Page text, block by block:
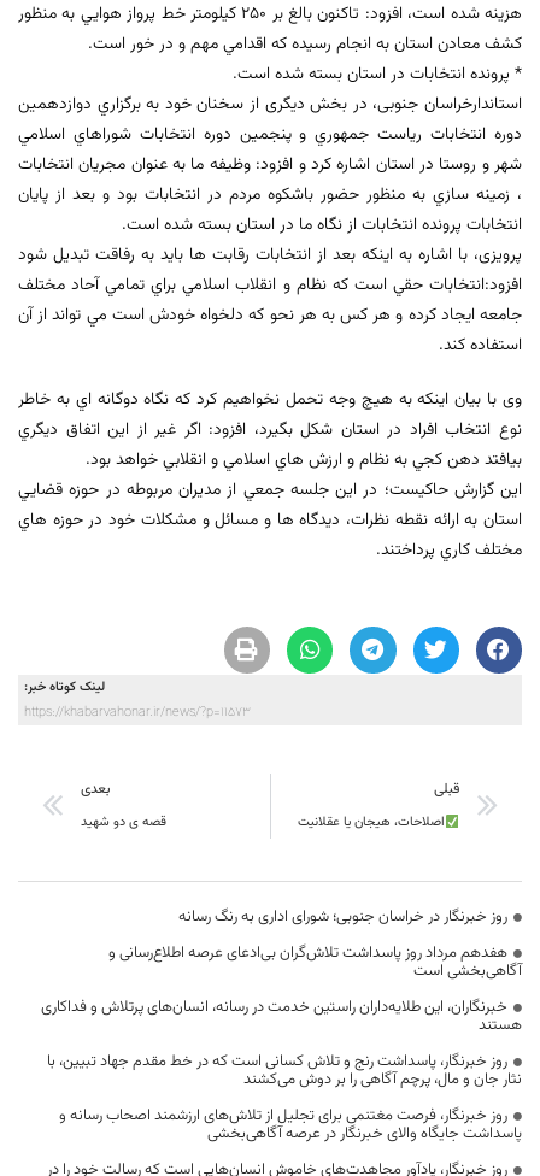
هزينه شده است، افزود: تاکنون بالغ بر ۲۵۰ کيلومتر خط پرواز هوايي به منظور
كشف معادن استان به انجام رسيده كه اقدامي مهم و در خور است.
* پرونده انتخابات در استان بسته شده است.
استاندارخراسان جنوبی، در بخش دیگری از سخنان خود به برگزاري دوازدهمين
دوره انتخابات رياست جمهوري و پنجمين دوره انتخابات شوراهاي اسلامي
شهر و روستا در استان اشاره کرد و افزود: وظيفه ما به عنوان مجريان انتخابات
، زمينه سازي به منظور حضور باشکوه مردم در انتخابات بود و بعد از پايان
انتخابات پرونده انتخابات از نگاه ما در استان بسته شده است.
پرویزی، با اشاره به اینکه بعد از انتخابات رقابت ها بايد به رفاقت تبديل شود
افزود:انتخابات حقي است که نظام و انقلاب اسلامي براي تمامي آحاد مختلف
جامعه ايجاد کرده و هر كس به هر نحو كه دلخواه خودش است مي تواند از آن
استفاده كند.
وی با بیان اینکه به هيچ وجه تحمل نخواهيم کرد که نگاه دوگانه اي به خاطر
نوع انتخاب افراد در استان شكل بگيرد، افزود: اگر غير از اين اتفاق ديگري
بيافتد دهن كجي به نظام و ارزش هاي اسلامي و انقلابي خواهد بود.
این گزارش حاکیست؛ در این جلسه جمعي از مديران مربوطه در حوزه قضايي
استان به ارائه نقطه نظرات، ديدگاه ها و مسائل و مشکلات خود در حوزه هاي
مختلف کاري پرداختند.
لینک کوتاه خبر:
https://khabarvahonar.ir/news/?p=11573
قبلی
اصلاحات، هیجان یا عقلانیت
بعدی
قصه ی دو شهید
روز خبرنگار در خراسان جنوبی؛ شورای اداری به رنگ رسانه
هفدهم مرداد روز پاسداشت تلاش‌گران بی‌ادعای عرصه اطلاع‌رسانی و
آگاهی‌بخشی است
خبرنگاران، این طلایه‌داران راستین خدمت در رسانه، انسان‌های پرتلاش و فداکاری
هستند
روز خبرنگار، پاسداشت رنج و تلاش کسانی است که در خط مقدم جهاد تبیین، با
نثار جان و مال، پرچم آگاهی را بر دوش می‌کشند
روز خبرنگار، فرصت مغتنمی برای تجلیل از تلاش‌های ارزشمند اصحاب رسانه و
پاسداشت جایگاه والای خبرنگار در عرصه آگاهی‌بخشی
روز خبرنگار، یادآور مجاهدت‌های خاموش انسان‌هایی است که رسالت خود را در